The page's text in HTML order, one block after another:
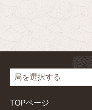
TOPページ